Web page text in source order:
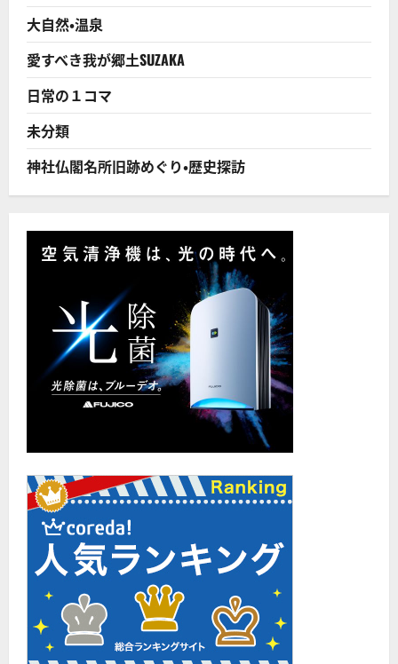
増
加
で
対
策
に
つ
い
ら
に
読
大自然・温泉
愛すべき我が郷土SUZAKA
日常の１コマ
未分類
神社仏閣名所旧跡めぐり・歴史探訪